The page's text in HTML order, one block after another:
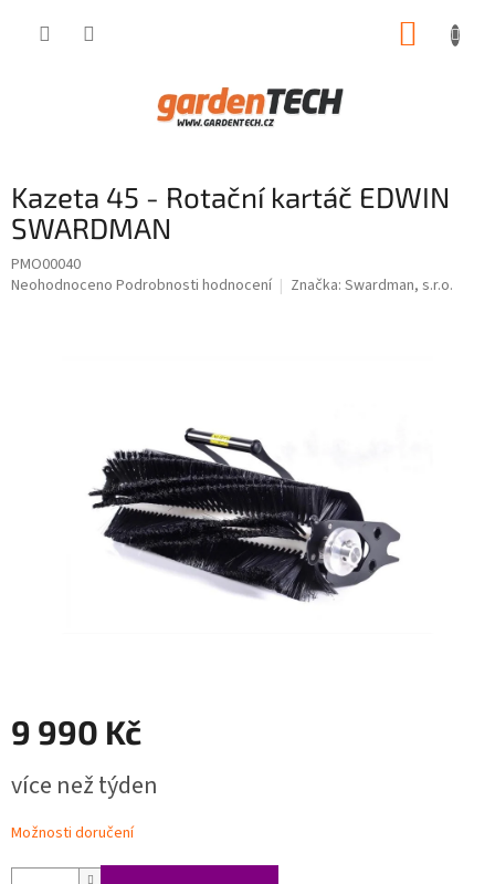
Kazeta 45 - Rotační kartáč EDWIN
SWARDMAN
PMO00040
Průměrné
Neohodnoceno Podrobnosti hodnocení Značka: Swardman, s.r.o.
9 990 Kč
cena:
více než týden
Možnosti doručení